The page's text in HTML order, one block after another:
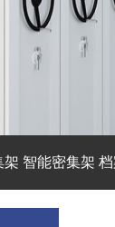
智能密集架